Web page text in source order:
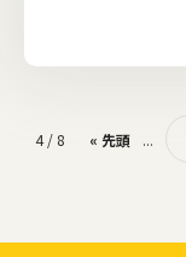
4 / 8 « 先頭 ...